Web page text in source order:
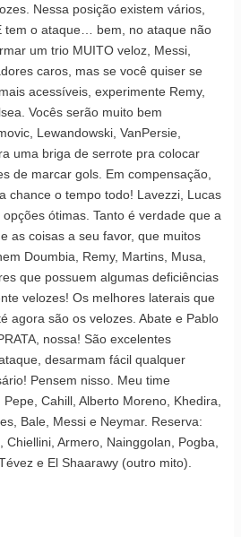
Nessa posição existem vários,
tem o ataque… bem, no ataque não
um trio MUITO veloz, Messi,
caros, mas se você quiser se
acessíveis, experimente Remy,
Vocês serão muito bem
Lewandowski, VanPersie,
uma briga de serrote pra colocar
de marcar gols. Em compensação,
chance o tempo todo! Lavezzi, Lucas
ótimas. Tanto é verdade que a
as coisas a seu favor, que muitos
Doumbia, Remy, Martins, Musa,
que possuem algumas deficiências
velozes! Os melhores laterais que
agora são os velozes. Abate e Pablo
nossa! São excelentes
desarmam fácil qualquer
Pensem nisso. Meu time
Cahill, Alberto Moreno, Khedira,
Bale, Messi e Neymar. Reserva:
Chiellini, Armero, Nainggolan, Pogba,
e El Shaarawy (outro mito).